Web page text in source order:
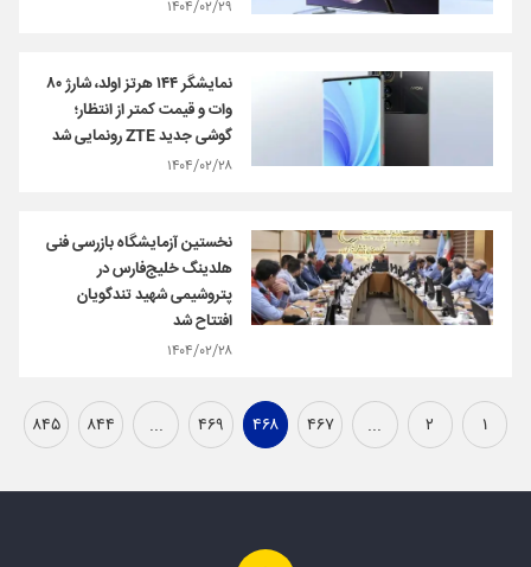
۱۴۰۴/۰۲/۲۹
نمایشگر ۱۴۴ هرتز اولد، شارژ ۸۰
وات و قیمت کمتر از انتظار؛
گوشی جدید ZTE رونمایی شد
۱۴۰۴/۰۲/۲۸
نخستین آزمایشگاه بازرسی فنی
هلدینگ خلیج‌فارس در
پتروشیمی شهید تندگویان
افتتاح شد
۱۴۰۴/۰۲/۲۸
۱ ۲ ... ۴۶۷ ۴۶۸ ۴۶۹ ... ۸۴۴ ۸۴۵